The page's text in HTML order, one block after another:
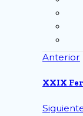
Anterior
XXIX